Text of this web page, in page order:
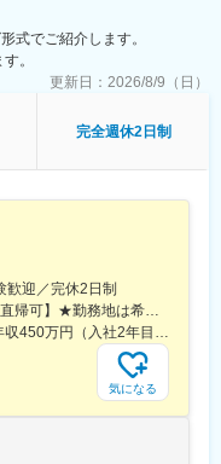
け、仮説を立て、実行
きます。
があるので、自らの意志
きます。
デジタル社会での活躍を後
（広島／山口）を中心に、
3か国（日本、ベトナム、
した事業展開をしていま
（ウェブやアプリやゲー
ン・タブレット活用による
ナム（ホーチミン）にあ
式でご紹介します。
。
更新日： 2026/8/9（日）
完全週休2日制
歓迎／完休2日制
【全国27都府県／原則転勤なし／直行直帰可】★勤務地は希望を考慮★拠点により車通勤OK※充足状況により、ご希望の勤務地での募集が終了している場合があります。※転居を伴う転勤の有無は、半年ごとに希望を伺い、選択いただけます。■東北■・宮城県（仙台市）■関東■・東京都（東京23区など）・神奈川県（横浜市など）・埼玉県（さいたま市など）・千葉県（千葉市など）・茨城県（水戸市）・栃木県（宇都宮市／足利市）・群馬県（前橋市）■東海■・愛知県（名古屋市／豊田市／豊橋市／小牧市）・静岡県（静岡市／浜松市／沼津市／焼津市／富士市）・岐阜県（岐阜市）・三重県（四日市市）■信越・北陸■・長野県（長野市）・山梨県（甲府市）・石川県（金沢市）・富山県（富山市）・福井県（福井市）■関西■・大阪府・兵庫県（神戸市／尼崎市／姫路市）・京都府（京都市）・奈良県（奈良市／天理市）・滋賀県（大津市／彦根市）・和歌山県（和歌山市／田辺市）■中国■・広島県（広島市）・岡山県（岡山市）■四国■・香川県（高松市）■九州■・福岡県（福岡市）
年収535万円（入社3年目／29歳） 年収450万円（入社2年目／26歳）
気になる